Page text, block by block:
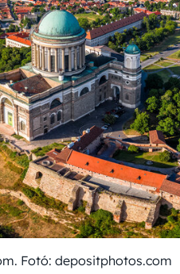
Fotó: depositphotos.com